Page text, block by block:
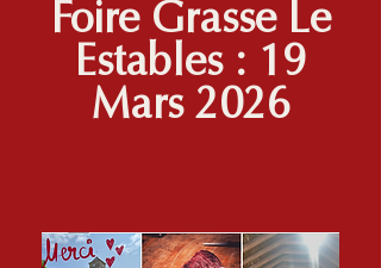
Foire Grasse Le
Estables : 19
Mars 2026